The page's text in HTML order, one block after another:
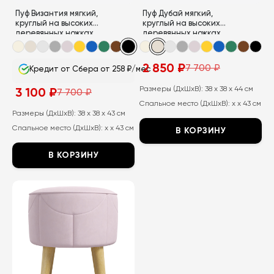
товара.
товара.
Пуф Византия мягкий,
круглый на высоких
деревянных ножках
Кредит от Сбера от 258 ₽/мес
7 700₽
Первоначальная
составляла
700
3 100 ₽
Текущая
3
₽.
Размеры (ДхШхВ): 38 x 38 x 43 см
Спальное место (ДхШхВ): x x 43 см
В КОРЗИНУ
товар
несколько
вариаций.
можно
Пуф Дубай мягкий,
круглый на высоких
деревянных ножках
7 700₽
Первоначальная
составляла
700
2 850 ₽
Текущая
2
₽.
Размеры (ДхШхВ): 38 x 38 x 44 см
Спальное место (ДхШхВ): x x 43 см
В КОРЗИНУ